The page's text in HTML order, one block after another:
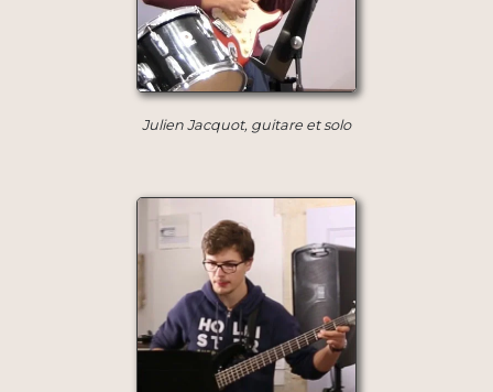
Julien Jacquot, guitare et solo